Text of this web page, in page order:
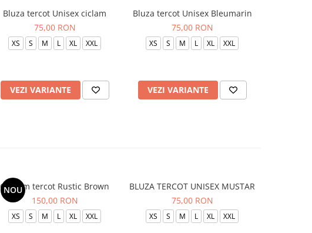
Bluza tercot Unisex ciclam
75,00 RON
XS S M L XL XXL
VEZI VARIANTE
Bluza tercot Unisex Bleumarin
75,00 RON
XS S M L XL XXL
VEZI VARIANTE
NOU
Costum tercot Rustic Brown
150,00 RON
XS S M L XL XXL
BLUZA TERCOT UNISEX MUSTAR
75,00 RON
XS S M L XL XXL